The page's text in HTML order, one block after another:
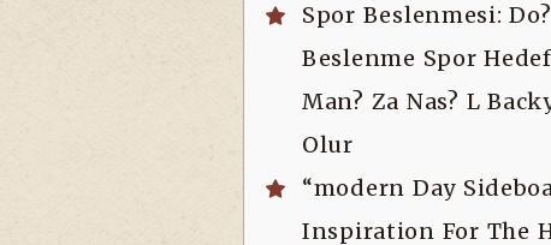
Spor Beslenmesi:
Beslenme Spor
Man? Za Nas? L
Olur
“modern Day
Inspiration For The